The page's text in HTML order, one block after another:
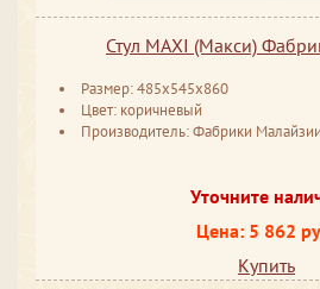
Стул MAXI (Макси)
Размер: 485x545x860
Цвет: коричневый
Производитель: Фабрики Малайзии
Уточните
Цена: 5 862
Купить